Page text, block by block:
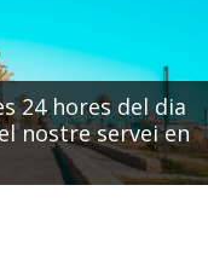
24 hores del dia
nostre servei en